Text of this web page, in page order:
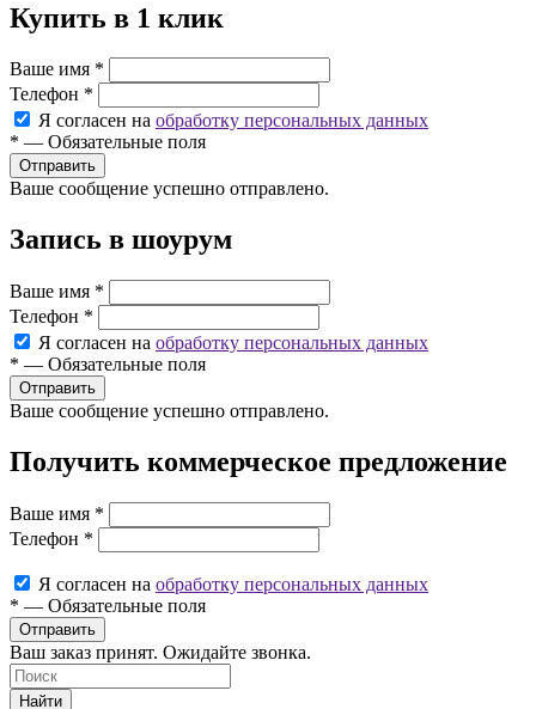
Купить в 1 клик
Ваше имя *
Телефон *
Я согласен на обработку персональных данных
* — Обязательные поля
Ваше сообщение успешно отправлено.
Запись в шоурум
Ваше имя *
Телефон *
Я согласен на обработку персональных данных
* — Обязательные поля
Ваше сообщение успешно отправлено.
Получить коммерческое предложение
Ваше имя *
Телефон *
Я согласен на обработку персональных данных
* — Обязательные поля
Ваш заказ принят. Ожидайте звонка.
Найти